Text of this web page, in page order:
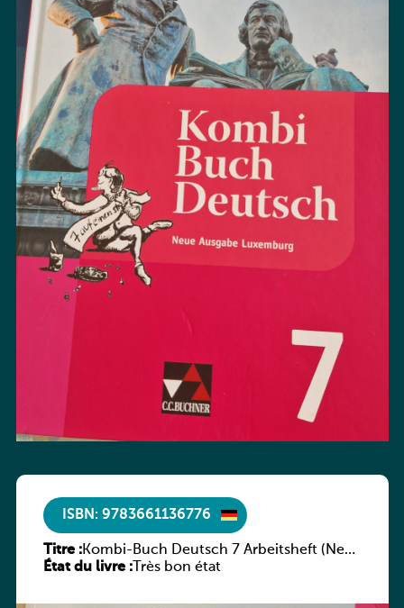
ISBN: 9783661136776
Titre :Kombi-Buch Deutsch 7 Arbeitsheft (Neue
Ausgabe Luxemburg)
État du livre :Très bon état